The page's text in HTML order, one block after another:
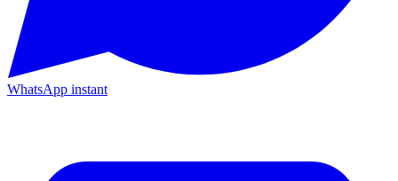
WhatsApp instant